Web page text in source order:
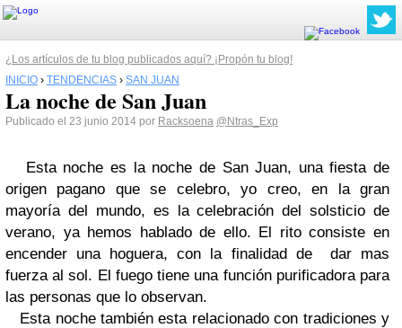
¿Los artículos de tu blog publicados aquí? ¡Propón tu blog!
INICIO › TENDENCIAS › SAN JUAN
La noche de San Juan
Publicado el 23 junio 2014 por Racksoena @Ntras_Exp
Esta noche es la noche de San Juan, una fiesta de
origen pagano que se celebro, yo creo, en la gran
mayoría del mundo, es la celebración del solsticio de
verano, ya hemos hablado de ello. El rito consiste en
encender una hoguera, con la finalidad de
dar mas
fuerza al sol. El fuego tiene una función purificadora para
las personas que lo observan.
Esta noche también esta relacionado con tradiciones y